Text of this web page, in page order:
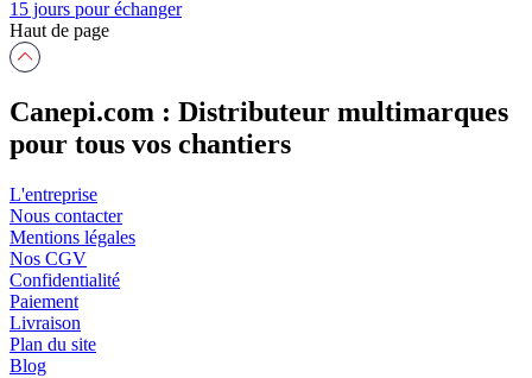
15 jours pour échanger
Haut de page
Canepi.com : Distributeur multimarques
pour tous vos chantiers
L'entreprise
Nous contacter
Mentions légales
Nos CGV
Confidentialité
Paiement
Livraison
Plan du site
Blog